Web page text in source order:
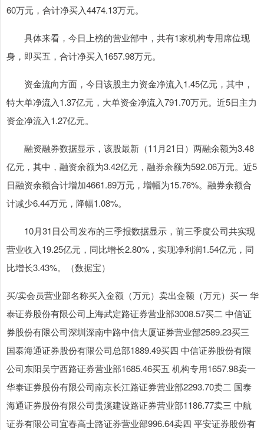
60万元，合计净买入4474.13万元。
具体来看，今日上榜的营业部中，共有1家机构专用席位现
身，即买五，合计净买入1657.98万元。
资金流向方面，今日该股主力资金净流入1.45亿元，其中，
特大单净流入1.37亿元，大单资金净流入791.70万元。近5日主力
资金净流入1.27亿元。
融资融券数据显示，该股最新（11月21日）两融余额为3.48
亿元，其中，融资余额为3.42亿元，融券余额为592.06万元。近5
日融资余额合计增加4661.89万元，增幅为15.76%。融券余额合
计减少6.44万元，降幅1.08%。
10月31日公司发布的三季报数据显示，前三季度公司共实现
营业收入19.25亿元，同比增长2.80%，实现净利润1.54亿元，同
比增长3.43%。（数据宝）
买/卖会员营业部名称买入金额（万元）卖出金额（万元）买一 华
泰证券股份有限公司上海武定路证券营业部3008.57买二 中信证
券股份有限公司深圳深南中路中信大厦证券营业部2589.23买三
国泰海通证券股份有限公司总部1889.49买四 中信证券股份有限
公司东阳吴宁西路证券营业部1685.46买五 机构专用1657.98卖一
华泰证券股份有限公司南京长江路证券营业部2293.70卖二 国泰
海通证券股份有限公司贵溪建设路证券营业部1186.77卖三 中航
证券有限公司宜春高士路证券营业部996.64卖四 平安证券股份有